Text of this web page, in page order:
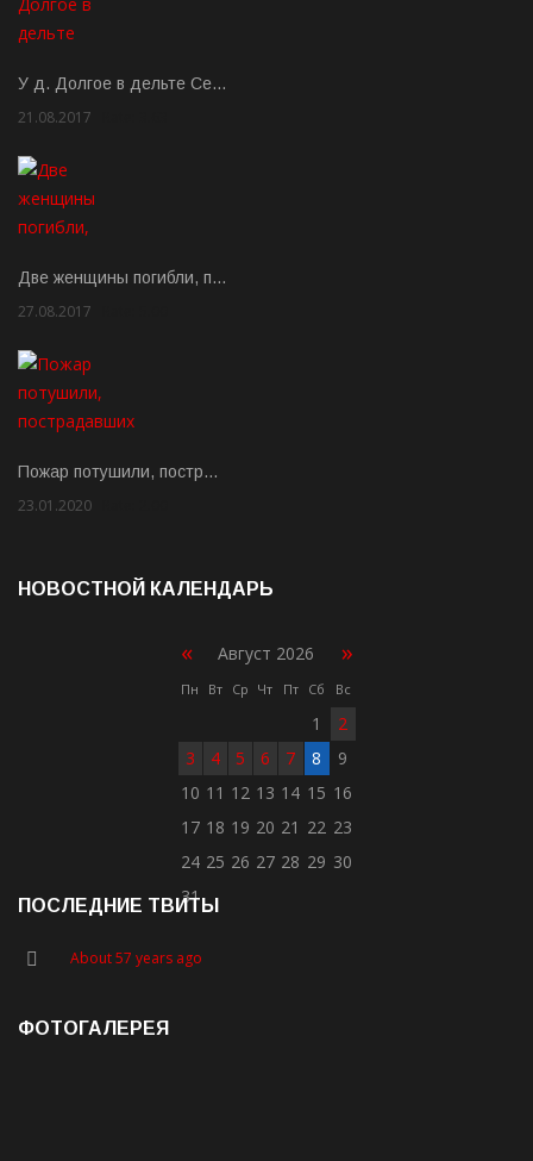
У д. Долгое в дельте Се…
21.08.2017
Две женщины погибли, п…
27.08.2017
Пожар потушили, постр…
23.01.2020
НОВОСТНОЙ КАЛЕНДАРЬ
« Август 2026 »
Пн Вт Ср Чт Пт Сб Вс
1
2
3
4 5 6 7 8
9
10 11 12 13 14 15 16
17 18 19 20 21 22 23
24 25 26 27 28 29 30
31
ПОСЛЕДНИЕ ТВИТЫ
About 57 years ago
ФОТОГАЛЕРЕЯ